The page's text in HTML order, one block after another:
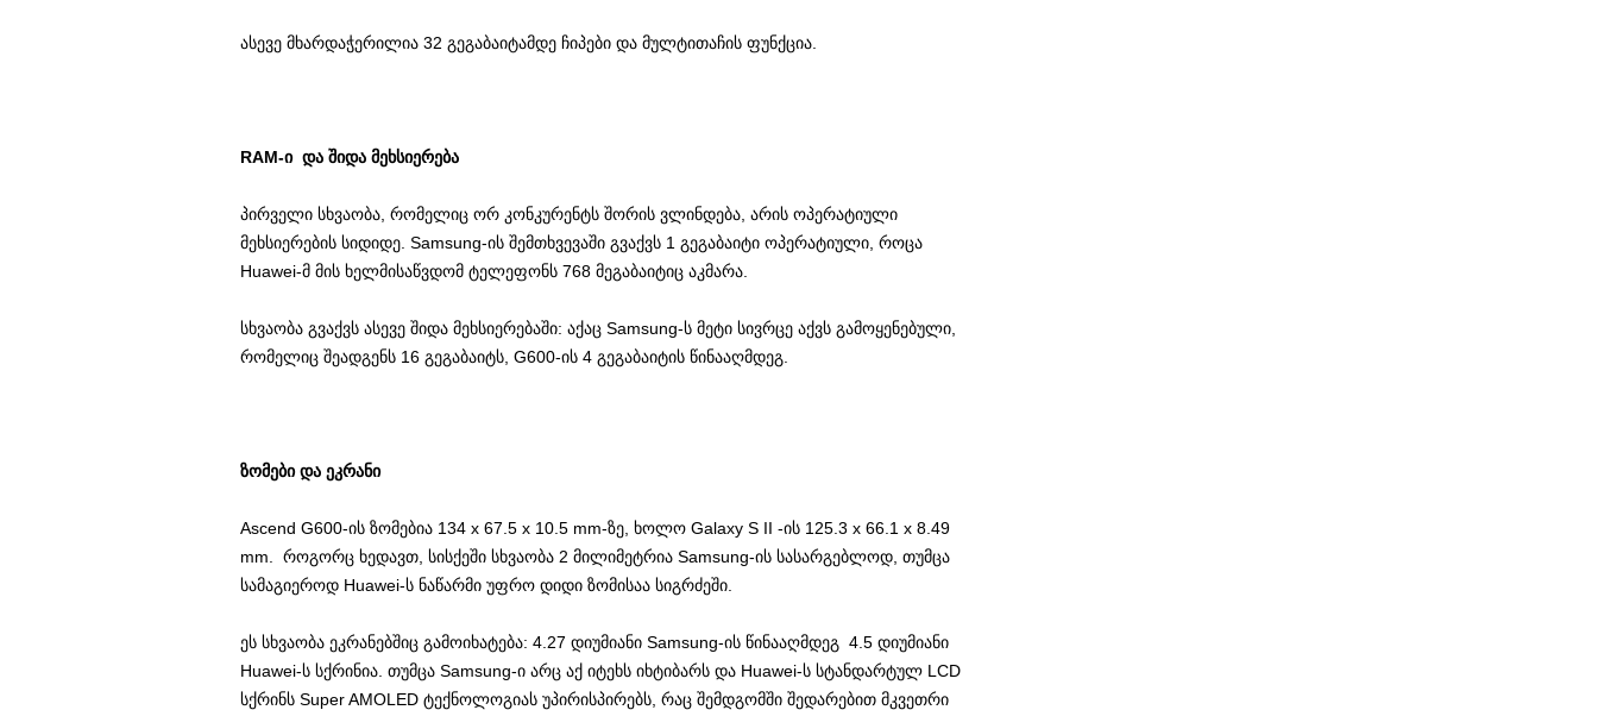
ასევე მხარდაჭერილია 32 გეგაბაიტამდე ჩიპები და მულტითაჩის ფუნქცია.
RAM-ი და შიდა მეხსიერება
პირველი სხვაობა, რომელიც ორ კონკურენტს შორის ვლინდება, არის ოპერატიული
მეხსიერების სიდიდე. Samsung-ის შემთხვევაში გვაქვს 1 გეგაბაიტი ოპერატიული, როცა
Huawei-მ მის ხელმისაწვდომ ტელეფონს 768 მეგაბაიტიც აკმარა.
სხვაობა გვაქვს ასევე შიდა მეხსიერებაში: აქაც Samsung-ს მეტი სივრცე აქვს გამოყენებული,
რომელიც შეადგენს 16 გეგაბაიტს, G600-ის 4 გეგაბაიტის წინააღმდეგ.
ზომები და ეკრანი
Ascend G600-ის ზომებია 134 x 67.5 x 10.5 mm-ზე, ხოლო Galaxy S II -ის 125.3 x 66.1 x 8.49
mm. როგორც ხედავთ, სისქეში სხვაობა 2 მილიმეტრია Samsung-ის სასარგებლოდ, თუმცა
სამაგიეროდ Huawei-ს ნაწარმი უფრო დიდი ზომისაა სიგრძეში.
ეს სხვაობა ეკრანებშიც გამოიხატება: 4.27 დიუმიანი Samsung-ის წინააღმდეგ 4.5 დიუმიანი
Huawei-ს სქრინია. თუმცა Samsung-ი არც აქ იტეხს იხტიბარს და Huawei-ს სტანდარტულ LCD
სქრინს Super AMOLED ტექნოლოგიას უპირისპირებს, რაც შემდგომში შედარებით მკვეთრი